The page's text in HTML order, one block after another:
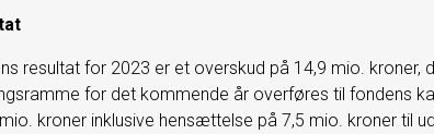
resultat for 2023 er et overskud på 14,9 mio. kroner,
for det kommende år overføres til fondens
kroner inklusive hensættelse på 7,5 mio. kroner til